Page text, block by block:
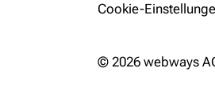
Cookie-
© 2026 webways